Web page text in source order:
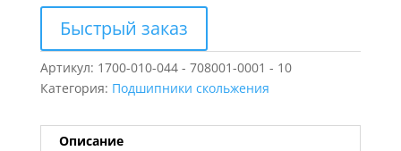
Быстрый заказ
Артикул: 1700-010-044 - 708001-0001 - 10
Категория: Подшипники скольжения
Описание